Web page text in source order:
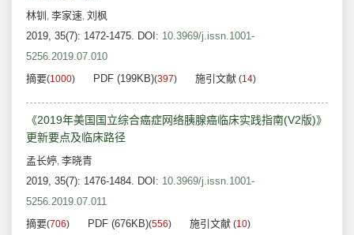
林钏 , 李家速, 刘枫
2019, 35(7): 1472-1475. DOI: 10.3969/j.issn.1001-
5256.2019.07.010
摘要(1000) PDF (199KB)(397) 施引文献 (14)
《2019年美国国立综合癌症网络胰腺癌临床实践指南(V2版)》
更新要点及临床路径
孟长婷, 李晓青
2019, 35(7): 1476-1484. DOI: 10.3969/j.issn.1001-
5256.2019.07.011
摘要(706) PDF (676KB)(556) 施引文献 (10)